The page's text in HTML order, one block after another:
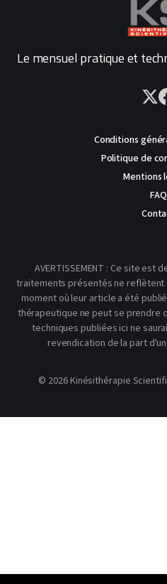
Le mensuel pratique et
Conditions
Politique de
Mentions
FAQ
AVERTISSEMENT : Ce site est
traitements présentés ne reflètent
moment où leur article a été
thérapeutique ne peut se prendre
techniques publiées ici ne
revendication de la part
© 2026 Kinésithérapie